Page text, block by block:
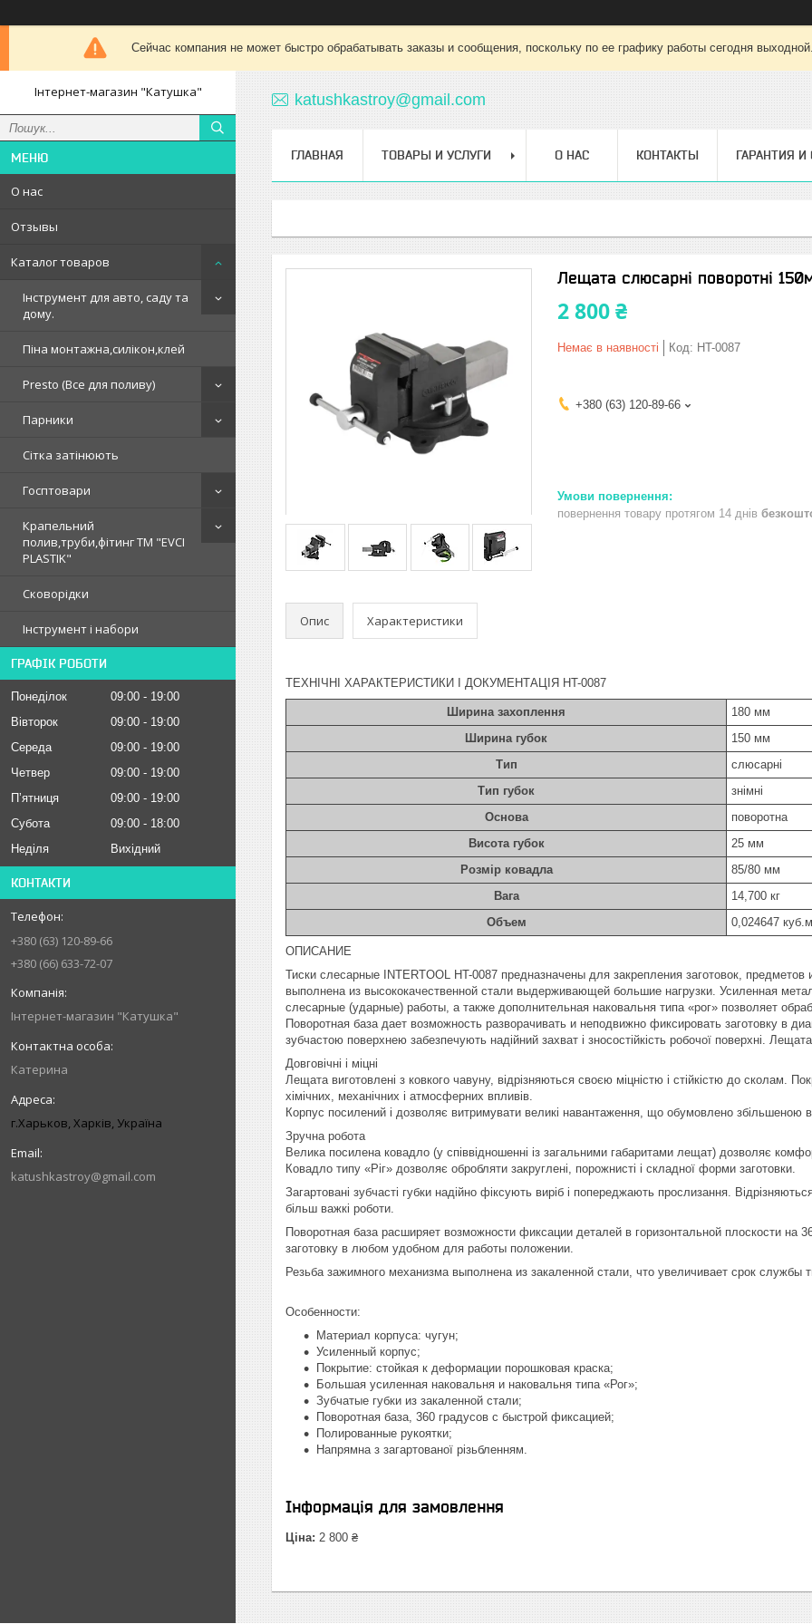
Сейчас компания не может быстро обрабатывать заказы и сообщения, поскольку по ее графику работы сегодня
Інтернет-магазин "Катушка"
О нас
Отзывы
Каталог товаров
Інструмент для авто, саду та
дому.
Піна монтажна,силікон,клей
Presto (Все для поливу)
Парники
Сітка затінюють
Госптовари
Крапельний
полив,труби,фітинг ТМ "EVCI
PLASTIK"
Сковорідки
Інструмент і набори
ГРАФІК РОБОТИ
Понеділок 09:00
19:00
Вівторок
09:00
19:00
Середа
09:00
19:00
Четвер
09:00
19:00
Пʼятниця
09:00
19:00
Субота
09:00
18:00
Неділя
Вихідний
КОНТАКТИ
+380 (63) 120-89-66
+380 (66) 633-72-07
Інтернет-магазин "Катушка"
Катерина
г.Харьков, Харків, Україна
katushkastroy@gmail.com
katushkastroy@gmail.com
ГЛАВНАЯ ТОВАРЫ И УСЛУГИ О НАС КОНТАКТЫ ГАРАНТИЯ И
Лещата слюсарні поворотні
2 800 ₴
Немає в наявності Код: HT-0087
+380 (63) 120-89-66
повернення товару протягом 14 днів
Опис Характеристики
ТЕХНІЧНІ ХАРАКТЕРИСТИКИ І ДОКУМЕНТАЦІЯ HT-0087
Ширина захоплення
180 мм
Ширина губок
150 мм
Тип
слюсарні
Тип губок
знімні
Основа
поворотна
Висота губок
25 мм
Розмір ковадла
85/80 мм
Вага
14,700 кг
Объем
0,024647 куб.м
ОПИСАНИЕ
Тиски слесарные INTERTOOL HT-0087 предназначены для закрепления заготовок,
выполнена из высококачественной стали выдерживающей большие нагрузки. Усиленная
слесарные (ударные) работы, а также дополнительная наковальня типа «рог» позволяет
Поворотная база дает возможность разворачивать и неподвижно фиксировать заготовку в
зубчастою поверхнею забезпечують надійний захват і зносостійкість робочої поверхні.
Довговічні і міцні
Лещата виготовлені з ковкого чавуну, відрізняються своєю міцністю і стійкістю до сколам.
хімічних, механічних і атмосферних впливів.
Корпус посилений і дозволяє витримувати великі навантаження, що обумовлено збільшеною
Зручна робота
Велика посилена ковадло (у співвідношенні із загальними габаритами лещат) дозволяє
Ковадло типу «Ріг» дозволяє обробляти закруглені, порожнисті і складної форми заготовки.
Загартовані зубчасті губки надійно фіксують виріб і попереджають прослизання.
більш важкі роботи.
Поворотная база расширяет возможности фиксации деталей в горизонтальной плоскости на
заготовку в любом удобном для работы положении.
Резьба зажимного механизма выполнена из закаленной стали, что увеличивает срок службы
Особенности:
Материал корпуса: чугун;
Усиленный корпус;
Покрытие: стойкая к деформации порошковая краска;
Большая усиленная наковальня и наковальня типа «Рог»;
Зубчатые губки из закаленной стали;
Поворотная база, 360 градусов с быстрой фиксацией;
Полированные рукоятки;
Напрямна з загартованої різьбленням.
Інформація для замовлення
Ціна: 2 800 ₴